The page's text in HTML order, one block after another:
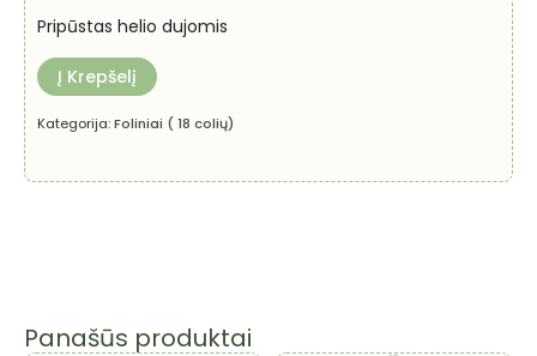
Pripūstas helio dujomis
Į Krepšelį
Kategorija:Foliniai ( 18 colių)
Panašūs produktai